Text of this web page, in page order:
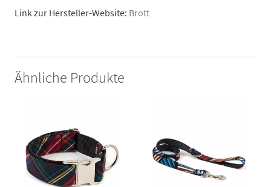
Link zur Hersteller-Website: Brott
Ähnliche Produkte